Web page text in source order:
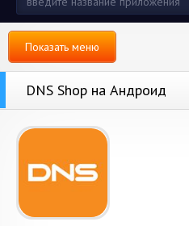
Показать меню
DNS Shop на Андроид